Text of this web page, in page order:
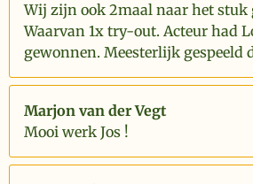
Wij zijn ook 2maal naar het stuk
Waarvan 1x try-out. Acteur had
gewonnen. Meesterlijk gespeeld
Marjon van der Vegt
Mooi werk Jos !